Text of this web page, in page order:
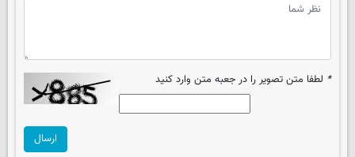
* لطفا متن تصویر را در جعبه متن وارد کنید
ارسال